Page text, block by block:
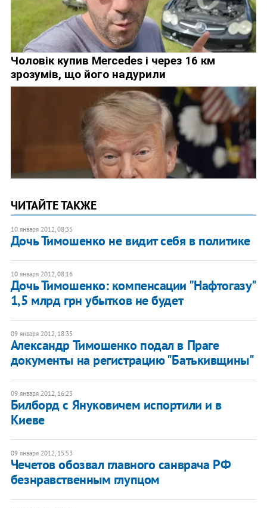
ЧИТАЙТЕ ТАКЖЕ
10 января 2012, 08:35
Дочь Тимошенко не видит себя в политике
10 января 2012, 08:16
Дочь Тимошенко: компенсации "Нафтогазу"
1,5 млрд грн убытков не будет
09 января 2012, 18:35
Александр Тимошенко подал в Праге
документы на регистрацию "Батькивщины"
09 января 2012, 16:23
Билборд с Януковичем испортили и в
Киеве
09 января 2012, 15:53
Чечетов обозвал главного санврача РФ
безнравственным глупцом